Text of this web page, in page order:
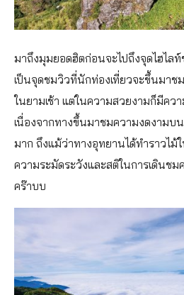
มาถึงมุมยอดฮิตก่อนจะไปถึงจุดไฮไล
เป็นจุดชมวิวที่นักท่องเที่ยวจะขึ้นมาช
ในยามเช้า แต่ในความสวยงามก็มีคว
เนื่องจากทางขึ้นมาชมความงดงามบ
มาก ถึงแม้ว่าทางอุทยานได้ทำราวไม้
ความระมัดระวังและสติในการเดินช
คร๊าบบ